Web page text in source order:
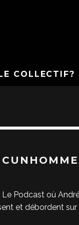
COLLECTIF?
Podcast où
et débordent sur